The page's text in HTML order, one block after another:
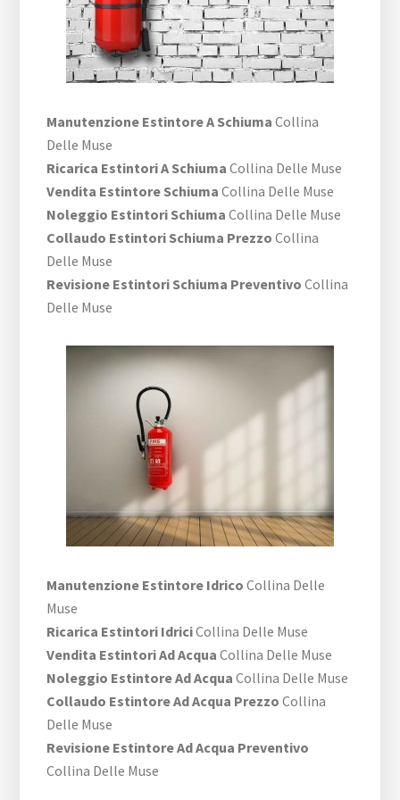
Manutenzione Estintore A Schiuma Collina
Delle Muse
Ricarica Estintori A Schiuma Collina Delle Muse
Vendita Estintore Schiuma Collina Delle Muse
Noleggio Estintori Schiuma Collina Delle Muse
Collaudo Estintori Schiuma Prezzo Collina
Delle Muse
Revisione Estintori Schiuma Preventivo Collina
Delle Muse
Manutenzione Estintore Idrico Collina Delle
Muse
Ricarica Estintori IdriciCollina Delle Muse
Vendita Estintori Ad Acqua Collina Delle Muse
Noleggio Estintore Ad Acqua Collina Delle Muse
Collaudo Estintore Ad Acqua Prezzo Collina
Delle Muse
Revisione Estintore Ad Acqua Preventivo
Collina Delle Muse